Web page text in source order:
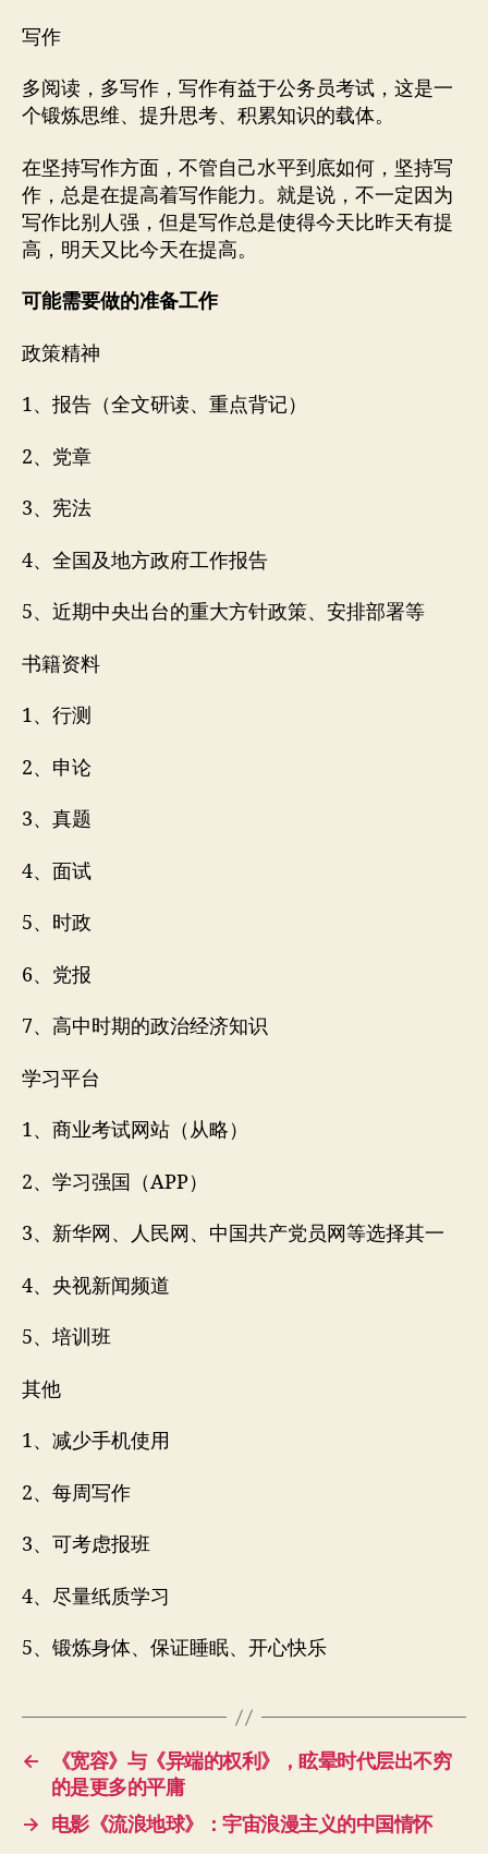
写作
多阅读，多写作，写作有益于公务员考试，这是一
个锻炼思维、提升思考、积累知识的载体。
在坚持写作方面，不管自己水平到底如何，坚持写
作，总是在提高着写作能力。就是说，不一定因为
写作比别人强，但是写作总是使得今天比昨天有提
高，明天又比今天在提高。
可能需要做的准备工作
政策精神
1、报告（全文研读、重点背记）
2、党章
3、宪法
4、全国及地方政府工作报告
5、近期中央出台的重大方针政策、安排部署等
书籍资料
1、行测
2、申论
3、真题
4、面试
5、时政
6、党报
7、高中时期的政治经济知识
学习平台
1、商业考试网站（从略）
2、学习强国（APP）
3、新华网、人民网、中国共产党员网等选择其一
4、央视新闻频道
5、培训班
其他
1、减少手机使用
2、每周写作
3、可考虑报班
4、尽量纸质学习
5、锻炼身体、保证睡眠、开心快乐
←
《宽容》与《异端的权利》，眩晕时代层出不穷
的是更多的平庸
→
电影《流浪地球》：宇宙浪漫主义的中国情怀